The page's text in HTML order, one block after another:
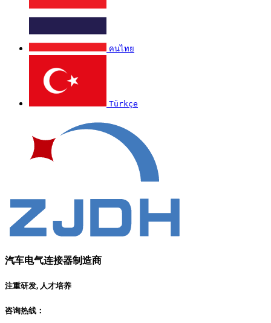
คนไทย
Türkçe
汽车电气连接器制造商
注重研发, 人才培养
咨询热线：